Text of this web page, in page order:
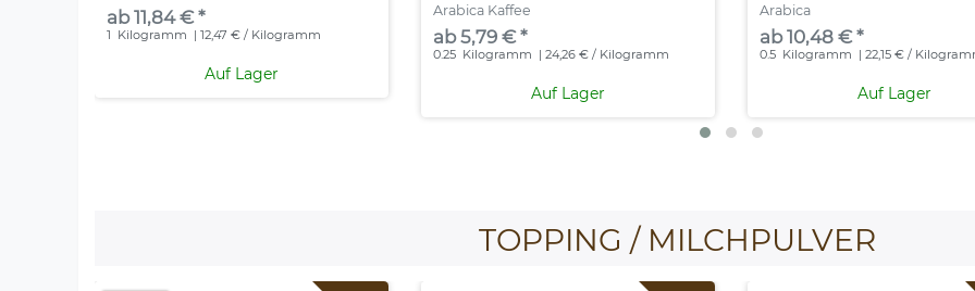
ab 11,84 € *
1 Kilogramm | 12,47 € / Kilogramm
Auf Lager
Arabica Kaffee
ab 5,79 € *
0.25 Kilogramm | 24,26 € / Kilogramm
Auf Lager
Arabica
ab 10,48 € *
0.5 Kilogramm | 22,15 € /
Auf Lager
TOPPING / MILCHPULVER